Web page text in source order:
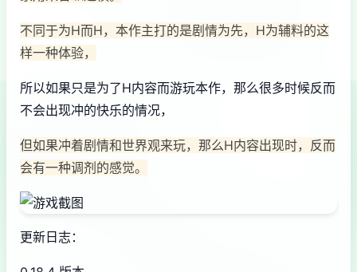
不同于为H而H，本作主打的是剧情为先，H为辅料的这
样一种体验，
所以如果只是为了H内容而游玩本作，那么很多时候反而
不会出现冲的快乐的情况，
但如果冲着剧情和世界观来玩，那么H内容出现时，反而
会有一种调剂的感觉。
更新日志：